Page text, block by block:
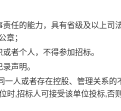
任的能力，具有省级及以上司
章；
者个人，不得参加招标。
声明。
一人或者存在控股、管理关系的
时,招标人可接受该单位投标,否